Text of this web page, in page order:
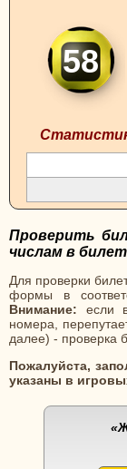
58
Проверить
числам в
Для проверки
формы в
Внимание: если
номера,
далее) - проверка
Пожалуйста,
указаны в